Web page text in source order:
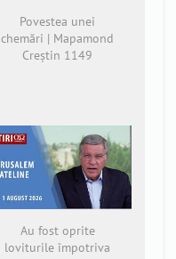
Povestea unei
chemări | Mapamond
Creștin 1149
Au fost oprite
loviturile împotriva